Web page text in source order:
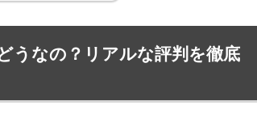
うなの？リアルな評判を徹底